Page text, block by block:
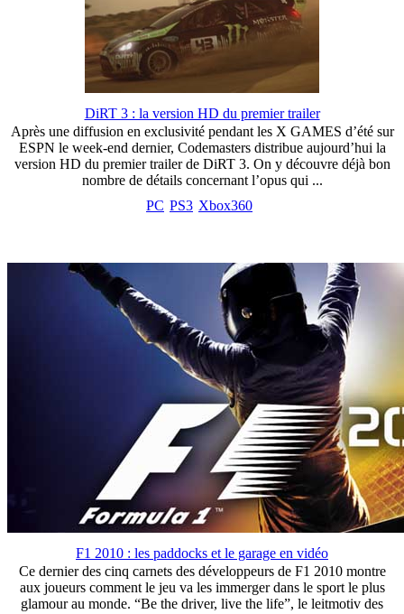
DiRT 3 : la version HD du premier trailer
Après une diffusion en exclusivité pendant les X GAMES d’été sur
ESPN le week-end dernier, Codemasters distribue aujourd’hui la
version HD du premier trailer de DiRT 3. On y découvre déjà bon
nombre de détails concernant l’opus qui ...
PC PS3 Xbox360
F1 2010 : les paddocks et le garage en vidéo
Ce dernier des cinq carnets des développeurs de F1 2010 montre
aux joueurs comment le jeu va les immerger dans le sport le plus
glamour au monde. “Be the driver, live the life”, le leitmotiv des